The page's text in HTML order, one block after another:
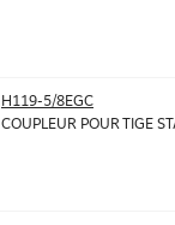
H119-5/8EGC
COUPLEUR POUR TIGE